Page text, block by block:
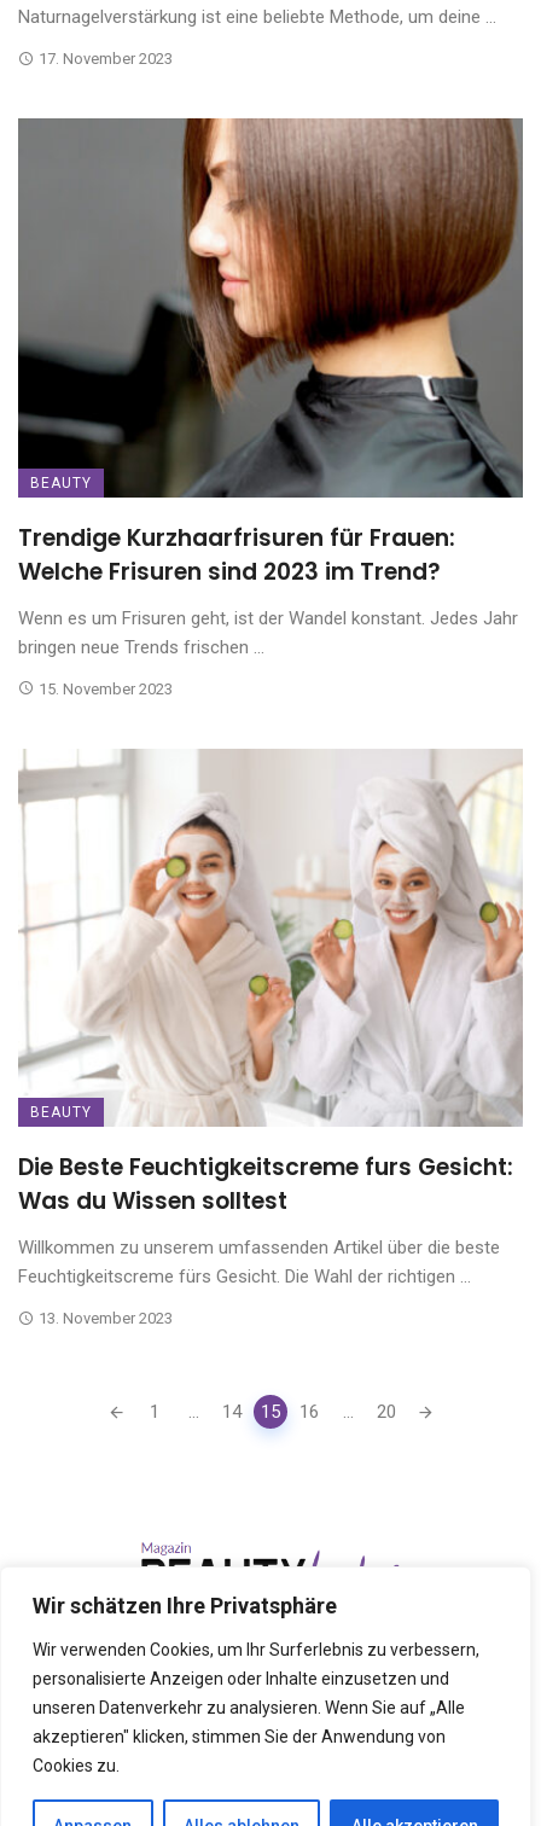
Wir schätzen Ihre Privatsphäre
Wir verwenden Cookies, um Ihr Surferlebnis zu verbessern,
personalisierte Anzeigen oder Inhalte einzusetzen und
unseren Datenverkehr zu analysieren. Wenn Sie auf „Alle
akzeptieren" klicken, stimmen Sie der Anwendung von
Cookies zu.
Naturnagelverstärkung ist eine beliebte Methode, um deine ...
17. November 2023
BEAUTY
Trendige Kurzhaarfrisuren für Frauen:
Welche Frisuren sind 2023 im Trend?
Wenn es um Frisuren geht, ist der Wandel konstant. Jedes Jahr
bringen neue Trends frischen ...
15. November 2023
BEAUTY
Die Beste Feuchtigkeitscreme furs Gesicht:
Was du Wissen solltest
Willkommen zu unserem umfassenden Artikel über die beste
Feuchtigkeitscreme fürs Gesicht. Die Wahl der richtigen ...
13. November 2023
1 ... 14 15 16 ... 20
DATENSCHUTZERKLÄRUNG IMPRESSUM WERBUNG